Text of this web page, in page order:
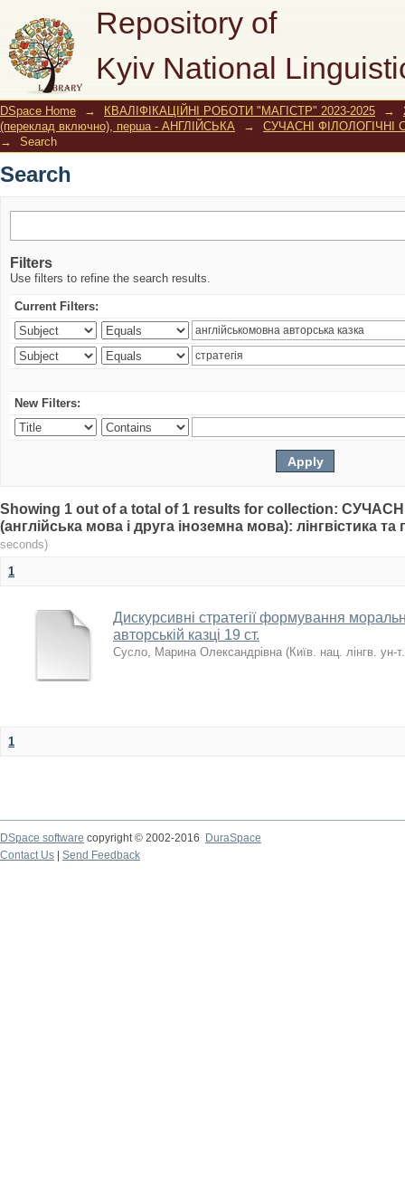
Repository of
Kyiv National
Search
DSpace Home → КВАЛІФІКАЦІЙНІ РОБОТИ "МАГІСТР" 2023-2025 →
(переклад включно), перша - АНГЛІЙСЬКА
→
СУЧАСНІ ФІЛОЛОГІЧНІ
→
Search
Search
Filters
Use filters to refine the search results.
Current Filters:
New Filters:
Showing 1 out of a total of 1 results for collection:
(англійська мова і друга іноземна мова): лінгвістика
seconds)
1
Дискурсивні стратегії формування
авторській казці 19 ст.
Сусло, Марина Олександрівна (Київ. нац. лінгв. ун-т.
1
DSpace software copyright © 2002-2016
DuraSpace
Contact Us
Send Feedback